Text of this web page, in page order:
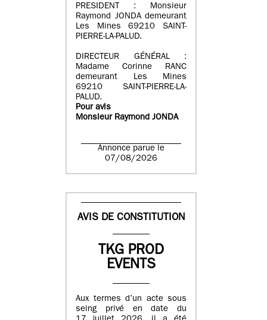
PRESIDENT : Monsieur
Raymond JONDA demeurant
Les Mines 69210 SAINT-
PIERRE-LA-PALUD.
DIRECTEUR GÉNÉRAL :
Madame Corinne RANC
demeurant Les Mines
69210 SAINT-PIERRE-LA-
PALUD.
Pour avis
Monsieur Raymond JONDA
Annonce parue le
07/08/2026
AVIS DE CONSTITUTION
TKG PROD
EVENTS
Aux termes d’un acte sous
seing privé en date du